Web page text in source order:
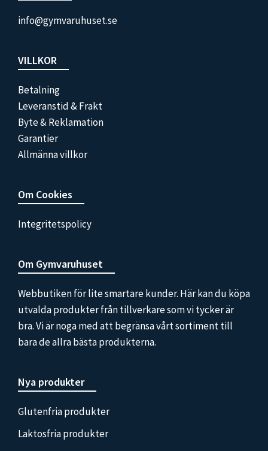
info@gymvaruhuset.se
VILLKOR
Betalning
Leveranstid & Frakt
Byte & Reklamation
Garantier
Allmänna villkor
Om Cookies
Integritetspolicy
Om Gymvaruhuset
Webbutiken för lite smartare kunder. Här kan du köpa
utvalda produkter från tillverkare som vi tycker är
bra. Vi är noga med att begränsa vårt sortiment till
bara de allra bästa produkterna.
Nya produkter
Glutenfria produkter
Laktosfria produkter